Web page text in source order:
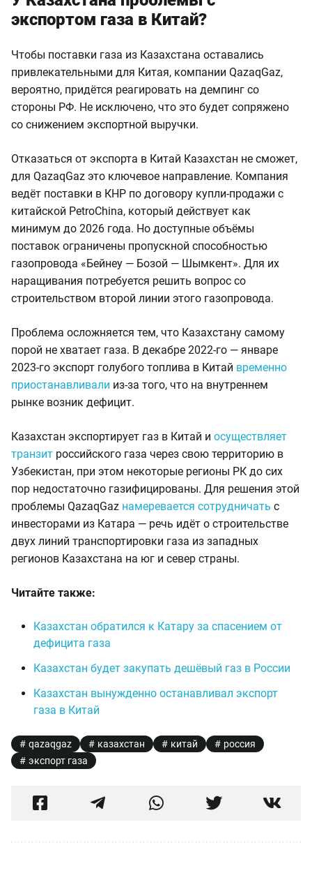
экспортом газа в Китай?
Чтобы поставки газа из Казахстана оставались
привлекательными для Китая, компании QazaqGaz,
вероятно, придётся реагировать на демпинг со
стороны РФ. Не исключено, что это будет сопряжено
со снижением экспортной выручки.
Отказаться от экспорта в Китай Казахстан не сможет,
для QazaqGaz это ключевое направление. Компания
ведёт поставки в КНР по договору купли-продажи с
китайской PetroChina, который действует как
минимум до 2026 года. Но доступные объёмы
поставок ограничены пропускной способностью
газопровода «Бейнеу — Бозой — Шымкент». Для их
наращивания потребуется решить вопрос со
строительством второй линии этого газопровода.
Проблема осложняется тем, что Казахстану самому
порой не хватает газа. В декабре 2022-го — январе
2023-го экспорт голубого топлива в Китай временно
приостанавливали из-за того, что на внутреннем
рынке возник дефицит.
Казахстан экспортирует газ в Китай и осуществляет
транзит российского газа через свою территорию в
Узбекистан, при этом некоторые регионы РК до сих
пор недостаточно газифицированы. Для решения этой
проблемы QazaqGaz намеревается сотрудничать с
инвесторами из Катара — речь идёт о строительстве
двух линий транспортировки газа из западных
регионов Казахстана на юг и север страны.
Читайте также:
Казахстан обратился к Катару за спасением от
дефицита газа
Казахстан будет закупать дешёвый газ в России
Казахстан вынужденно останавливал экспорт
газа в Китай
qazaqgaz казахстан китай
россия
экспорт газа